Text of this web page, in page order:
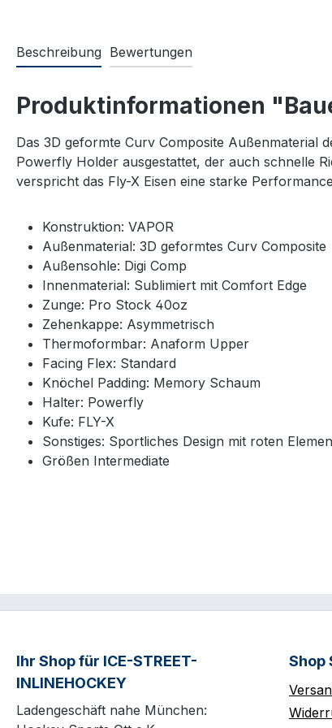
Beschreibung Bewertungen
Produktinformationen
Das 3D geformte Curv Composite Außenmaterial
Powerfly Holder ausgestattet, der auch schnelle
verspricht das Fly-X Eisen eine starke
Konstruktion: VAPOR
Außenmaterial: 3D geformtes Curv Composite
Außensohle: Digi Comp
Innenmaterial: Sublimiert mit Comfort Edge
Zunge: Pro Stock 40oz
Zehenkappe: Asymmetrisch
Thermoformbar: Anaform Upper
Facing Flex: Standard
Knöchel Padding: Memory Schaum
Halter: Powerfly
Kufe: FLY-X
Sonstiges: Sportliches Design mit roten
Größen Intermediate
Ihr Shop für ICE-STREET-
INLINEHOCKEY
Ladengeschäft nahe München:
Shop